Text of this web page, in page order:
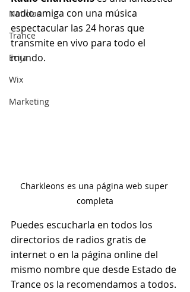
Noticias
Trance
Ecija
Wix
Marketing
radio amiga con una música
espectacular las 24 horas que
transmite en vivo para todo el
mundo.
Charkleons es una página web super
completa
Puedes escucharla en todos los
directorios de radios gratis de
internet o en la página online del
mismo nombre que desde Estado de
Trance os la recomendamos a todos.